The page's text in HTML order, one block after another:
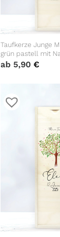
Taufkerze Junge
grün pastell mit
Wunsch eigenem,
keinem Taufspruch
ab 5,90 €